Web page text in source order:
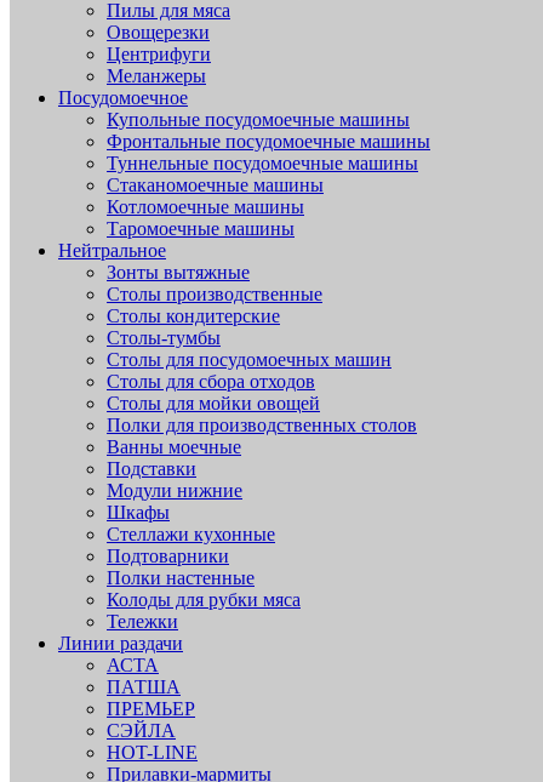
Пилы для мяса
Овощерезки
Центрифуги
Меланжеры
Посудомоечное
Купольные посудомоечные машины
Фронтальные посудомоечные машины
Туннельные посудомоечные машины
Стаканомоечные машины
Котломоечные машины
Таромоечные машины
Нейтральное
Зонты вытяжные
Столы производственные
Столы кондитерские
Столы-тумбы
Столы для посудомоечных машин
Столы для сбора отходов
Столы для мойки овощей
Полки для производственных столов
Ванны моечные
Подставки
Модули нижние
Шкафы
Стеллажи кухонные
Подтоварники
Полки настенные
Колоды для рубки мяса
Тележки
Линии раздачи
АСТА
ПАТША
ПРЕМЬЕР
СЭЙЛА
HOT-LINE
Прилавки-мармиты